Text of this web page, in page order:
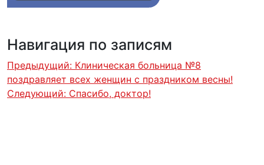
Навигация по записям
Предыдущий: Клиническая больница №8
поздравляет всех женщин с праздником весны!
Следующий: Спасибо, доктор!